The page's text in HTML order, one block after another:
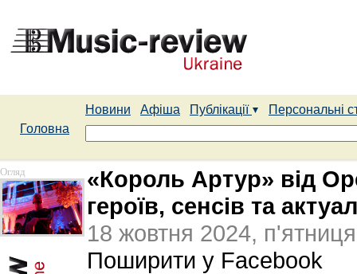
Новини Афіша Публікації
Персональні
Головна
Огляд
«Король Артур» від
героїв, сенсів та
18 жовтня 2024, п'ятниця
Поширити у Facebook